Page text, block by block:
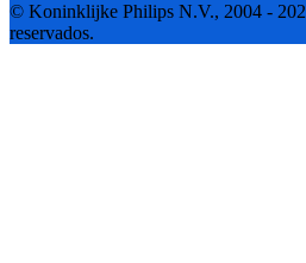
© Koninklijke Philips N.V., 2004 -
reservados.